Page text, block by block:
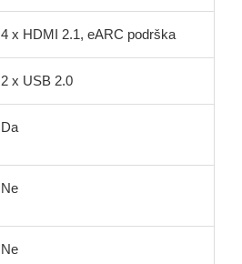
4 x HDMI 2.1, eARC podrška
2 x USB 2.0
Da
Ne
Ne